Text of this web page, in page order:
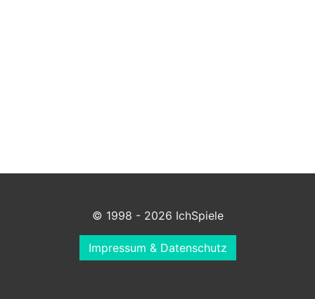
© 1998 - 2026 IchSpiele
Impressum & Datenschutz